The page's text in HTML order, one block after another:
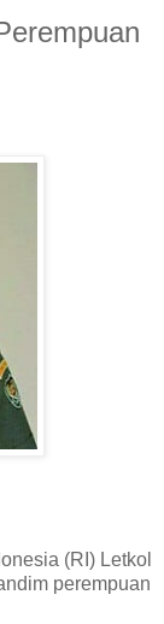
(RI) Letkol
perempuan